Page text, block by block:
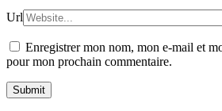
Url
Enregistrer mon nom, mon e-mail et
pour mon prochain commentaire.